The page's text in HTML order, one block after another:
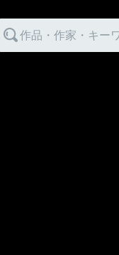
作品・作家・キー